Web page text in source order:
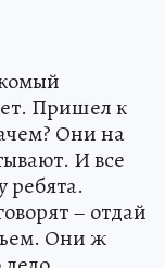
Пришел к
Они на
И все
ребята.
– отдай
Они ж